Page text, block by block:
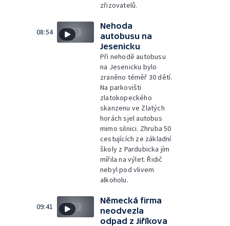
zřizovatelů.
08:54
Nehoda
autobusu na
Jesenicku
Při nehodě autobusu
na Jesenicku bylo
zraněno téměř 30 dětí.
Na parkovišti
zlatokopeckého
skanzenu ve Zlatých
horách sjel autobus
mimo silnici. Zhruba 50
cestujících ze základní
školy z Pardubicka jím
mířila na výlet. Řidič
nebyl pod vlivem
alkoholu.
09:41
Německá firma
neodvezla
odpad z Jiříkova